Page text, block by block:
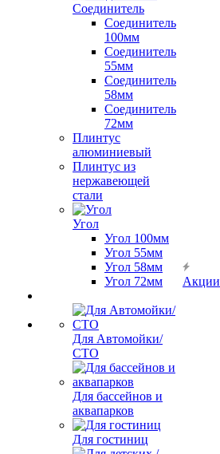
Соединитель
Соединитель
100мм
Соединитель
55мм
Соединитель
58мм
Соединитель
72мм
Плинтус
алюминиевый
Плинтус из
нержавеющей
стали
Угол
Угол 100мм
Угол 55мм
Угол 58мм
Угол 72мм
Для Автомойки/
СТО
Для бассейнов и
аквапарков
Для гостиниц
Акции